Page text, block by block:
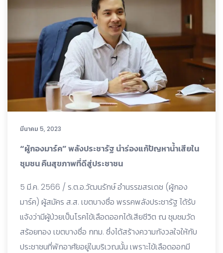
มีนาคม 5, 2023
“ผู้กองมาร์ค” พลังประชารัฐ นำร่องแก้ปัญหาน้ำเสียใน
ชุมชน คืนสุขภาพที่ดีสู่ประชาชน
5 มี.ค. 2566 / ร.ต.อ.วัฒนรักษ์ อำนรรฆสรเดช (ผู้กอง
มาร์ค) ผู้สมัคร ส.ส. เขตบางซื่อ พรรคพลังประชารัฐ ได้รับ
แจ้งว่ามีผู้ป่วยเป็นโรคไข้เลือดออกได้เสียชีวิต ณ ชุมชมวัด
สร้อยทอง เขตบางซื่อ กทม. ซึ่งได้สร้างความกังวลใจให้กับ
ประชาชนที่พักอาศัยอยู่ในบริเวณนั้น เพราะไข้เลือดออกมี